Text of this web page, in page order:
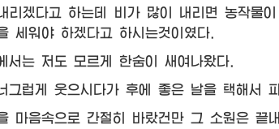
리겠다고 하는데 비가 많이 내리면 농작물
세워야 하겠다고 하시는것이였다.
는 저도 모르게 한숨이 새여나왔다.
그럽게 웃으시다가 후에 좋은 날을 택해서
마음속으로 간절히 바랐건만 그 소원은 끝